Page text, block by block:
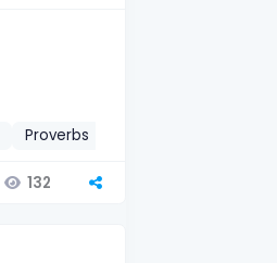
Proverbs
132